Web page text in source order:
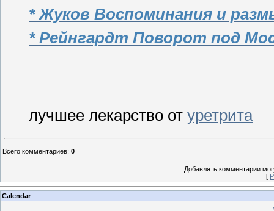
* Жуков Воспоминания и
* Рейнгардт Поворот под
лучшее лекарство от уретрита
Всего комментариев: 0
Добавлять комментарии
[
Calendar